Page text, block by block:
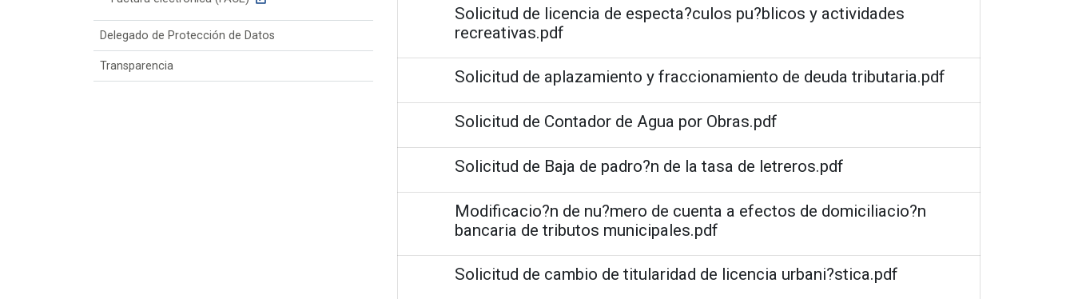
Delegado de Protección de Datos
Transparencia
Solicitud de licencia de especta?culos pu?blicos y actividades
recreativas.pdf
Solicitud de aplazamiento y fraccionamiento de deuda tributaria.pdf
Solicitud de Contador de Agua por Obras.pdf
Solicitud de Baja de padro?n de la tasa de letreros.pdf
Modificacio?n de nu?mero de cuenta a efectos de domiciliacio?n
bancaria de tributos municipales.pdf
Solicitud de cambio de titularidad de licencia urbani?stica.pdf